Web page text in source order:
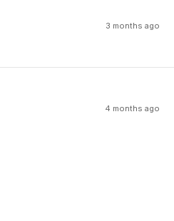
3 months ago
4 months ago